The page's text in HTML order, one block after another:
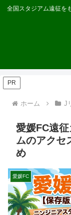
全国スタジアム遠征を
PR
ホーム J
愛媛FC遠
ムのアクセ
め
愛媛FC